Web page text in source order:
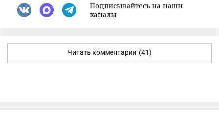
Подписывайтесь на наши
каналы
Читать комментарии (41)